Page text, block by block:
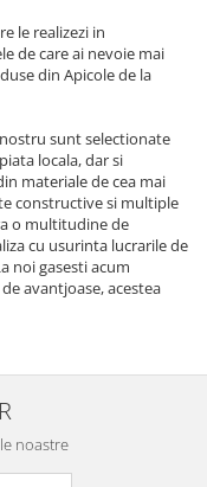
le realizezi in
de care ai nevoie mai
din Apicole de la
sunt selectionate
locala, dar si
materiale de cea mai
constructive si multiple
o multitudine de
cu usurinta lucrarile de
noi gasesti acum
avantjoase, acestea
noastre